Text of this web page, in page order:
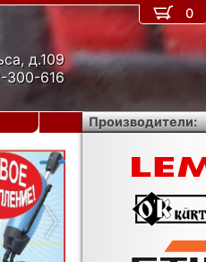
д.109
300-616
›
0
Производители: